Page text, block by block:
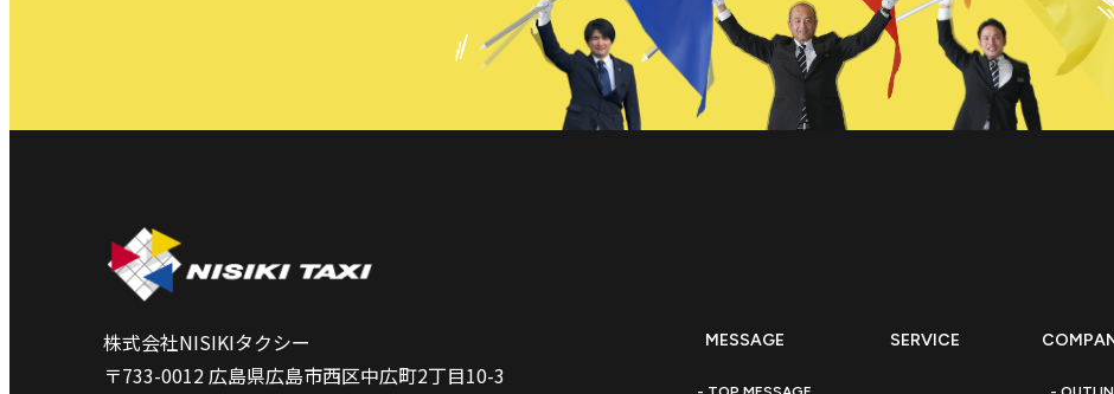
株式会社NISIKIタクシー
〒733-0012 広島県広島市西区中広町2丁目10-3
MESSAGE SERVICE